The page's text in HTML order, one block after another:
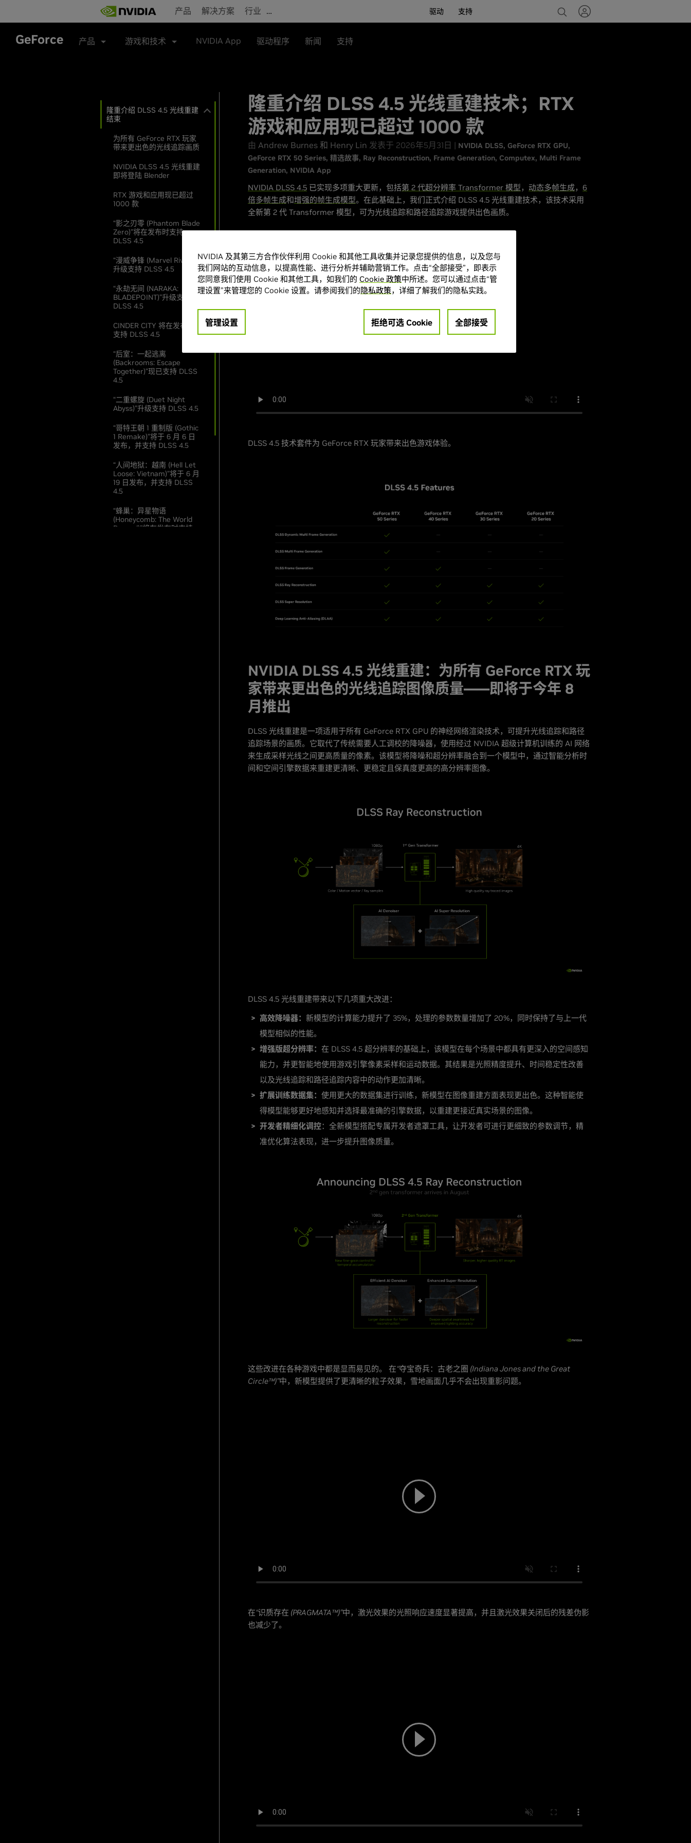
main
content
产品 解决方案 行业 … 驱动 支持
GeForce 产品 游戏和技术 NVIDIA App 驱动程序 新闻 支持
隆重介绍 DLSS 4.5 光线重建
结束
为所有 GeForce RTX 玩家
带来更出色的光线追踪画质
NVIDIA DLSS 4.5 光线重建
即将登陆 Blender
RTX 游戏和应用现已超过
1000 款
“影之刃零 (Phantom Blade
Zero)”将在发布时支持
DLSS 4.5
“漫威争锋 (Marvel Rivals)”
升级支持 DLSS 4.5
“永劫无间 (NARAKA:
BLADEPOINT)”升级支持
DLSS 4.5
CINDER CITY 将在发布时
支持 DLSS 4.5
“后室：一起逃离
(Backrooms: Escape
Together)”现已支持 DLSS
4.5
“二重螺旋 (Duet Night
Abyss)”升级支持 DLSS 4.5
“哥特王朝 1 重制版 (Gothic
1 Remake)”将于 6 月 6 日
发布，并支持 DLSS 4.5
“人间地狱：越南 (Hell Let
Loose: Vietnam)”将于 6 月
19 日发布，并支持 DLSS
4.5
“蜂巢：异星物语
(Honeycomb: The World
Beyond)”将在发布时支持
隆重介绍 DLSS 4.5 光线重建技术；RTX
游戏和应用现已超过 1000 款
由 Andrew Burnes 和 Henry Lin 发表于 2026年5月31日 | NVIDIA DLSS GeForce RTX GPU
GeForce RTX 50 Series 精选故事 Ray Reconstruction Frame Generation Computex Multi Frame
Generation NVIDIA App
NVIDIA DLSS 4.5 已实现多项重大更新，包括第 2 代超分辨率 Transformer 模型， 动态多帧生成， 6
倍多帧生成和增强的帧生成模型。在此基础上，我们正式介绍 DLSS 4.5 光线重建技术，该技术采用
全新第 2 代 Transformer 模型，可为光线追踪和路径追踪游戏提供出色画质。
DLSS 4.5 技术套件为 GeForce RTX 玩家带来出色游戏体验。
NVIDIA DLSS 4.5 光线重建：为所有 GeForce RTX 玩
家带来更出色的光线追踪图像质量——即将于今年 8
月推出
DLSS 光线重建是一项适用于所有 GeForce RTX GPU 的神经网络渲染技术，可提升光线追踪和路径
追踪场景的画质。它取代了传统需要人工调校的降噪器，使用经过 NVIDIA 超级计算机训练的 AI 网络
来生成采样光线之间更高质量的像素。该模型将降噪和超分辨率融合到一个模型中，通过智能分析时
间和空间引擎数据来重建更清晰、更稳定且保真度更高的高分辨率图像。
DLSS 4.5 光线重建带来以下几项重大改进：
高效降噪器： 新模型的计算能力提升了 35%，处理的参数数量增加了 20%，同时保持了与上一代
模型相似的性能。
增强版超分辨率： 在 DLSS 4.5 超分辨率的基础上，该模型在每个场景中都具有更深入的空间感知
能力，并更智能地使用游戏引擎像素采样和运动数据。其结果是光照精度提升、时间稳定性改善
以及光线追踪和路径追踪内容中的动作更加清晰。
扩展训练数据集： 使用更大的数据集进行训练，新模型在图像重建方面表现更出色。这种智能使
得模型能够更好地感知并选择最准确的引擎数据，以重建更接近真实场景的图像。
开发者精细化调控：全新模型搭配专属开发者遮罩工具，让开发者可进行更细致的参数调节，精
准优化算法表现，进一步提升图像质量。
这些改进在各种游戏中都是显而易见的。 在“夺宝奇兵：古老之圈 (Indiana Jones and the Great
Circle™)”中，新模型提供了更清晰的粒子效果，雪地画面几乎不会出现重影问题。
在“识质存在 (PRAGMATA™)”中，激光效果的光照响应速度显著提高，并且激光效果关闭后的残差伪影
也减少了。
NVIDIA 及其第三方合作伙伴利用 Cookie 和其他工具收集并记录您提供的信息，以及您与
我们网站的互动信息，以提高性能、进行分析并辅助营销工作。点击“全部接受”，即表示
您同意我们使用 Cookie 和其他工具，如我们的 Cookie 政策中所述。您可以通过点击“管
理设置”来管理您的 Cookie 设置。请参阅我们的隐私政策，详细了解我们的隐私实践。
管理设置 拒绝可选 Cookie 全部接受